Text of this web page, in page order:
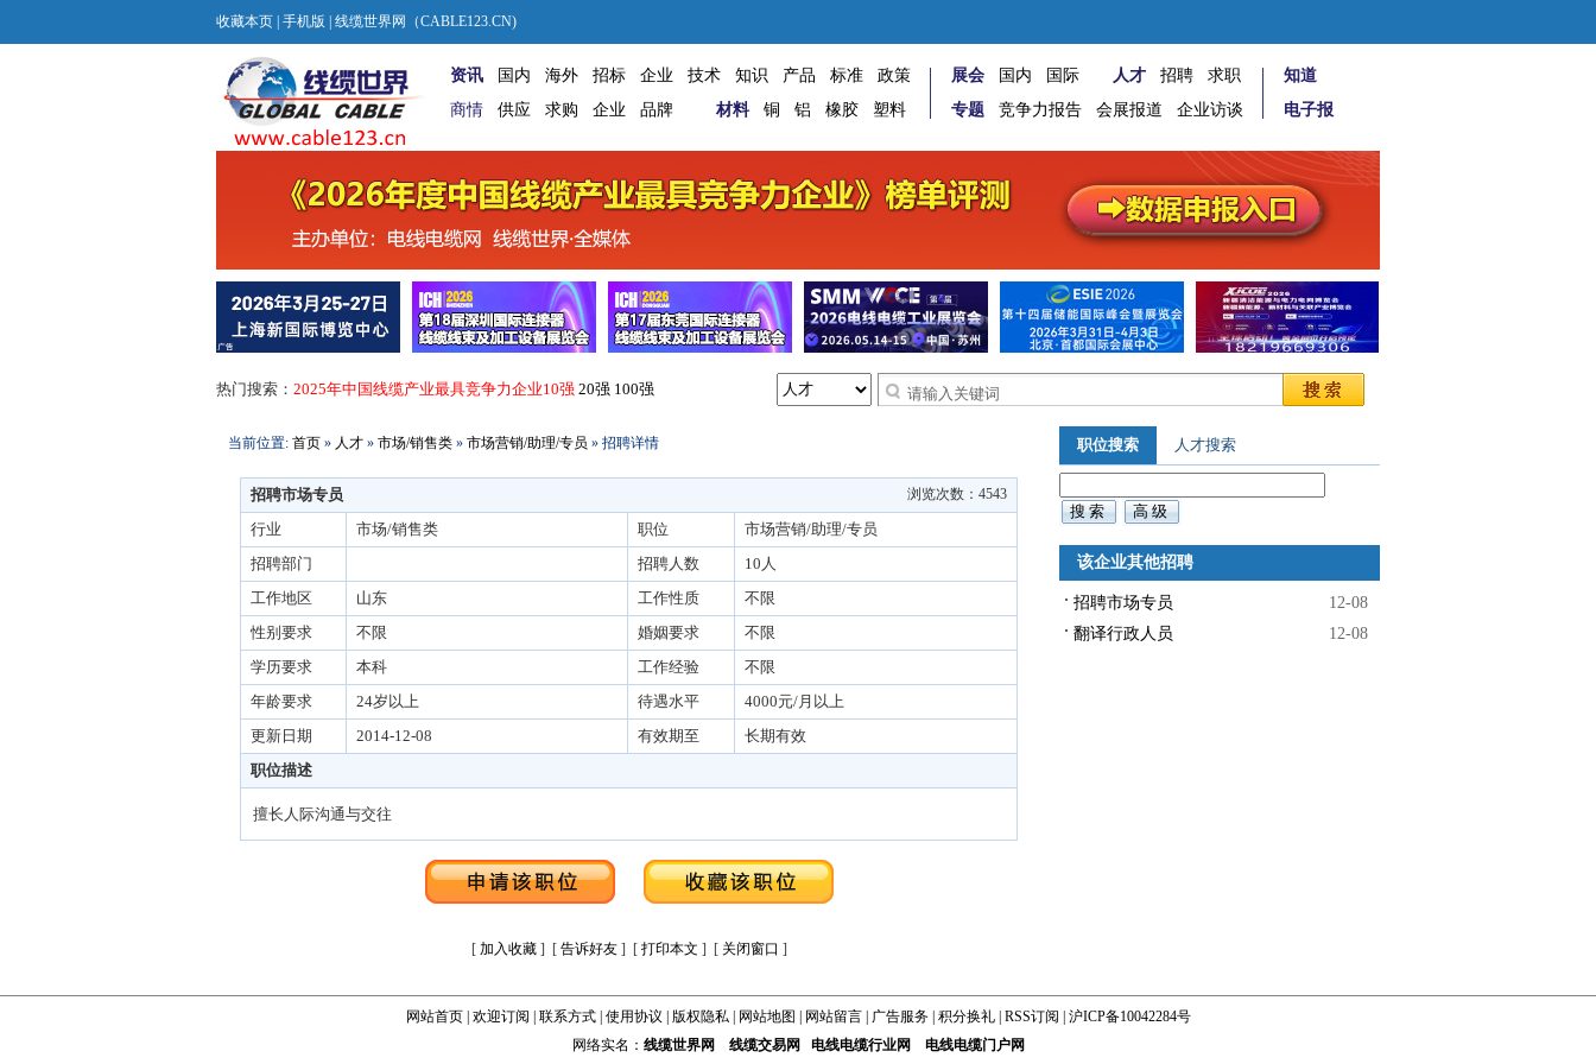
收藏本页 手机版 | 线缆世界网（CABLE123.CN)
资讯 国内 海外 招标 企业 技术 知识 产品 标准
政策
商情
供应 求购 企业 品牌 材料 铜 铝 橡胶 塑料
展会 国内 国际 人才 招聘
求职
专题
竞争力报告 会展报道 企业访谈
知道
电子报
热门搜索： 2025年中国线缆产业最具竞争力企业10强 20强 100强
当前位置: 首页 » 人才 » 市场/销售类 » 市场营销/助理/专员 » 招聘详情
浏览次数： 4543
招聘市场专员
行业
市场/销售类 职位
市场营销/助理/专员
招聘部门
招聘人数
10人
工作地区
山东 工作性质
不限
性别要求
不限 婚姻要求
不限
学历要求
本科 工作经验
不限
年龄要求
24岁以上 待遇水平
4000元/月以上
更新日期
2014-12-08 有效期至
长期有效
职位描述
擅长人际沟通与交往
[ 加入收藏] [ 告诉好友] [ 打印本文 ] [ 关闭窗口 ]
职位搜索 人才搜索
该企业其他招聘
12-08
招聘市场专员
12-08
翻译行政人员
网站首页| 欢迎订阅 联系方式| 使用协议 版权隐私| 网站地图 网站留言| 广告服务| 积分换礼| RSS订阅
沪ICP备10042284号
网络实名： 线缆世界网 线缆交易网 电线电缆行业网 电线电缆门户网